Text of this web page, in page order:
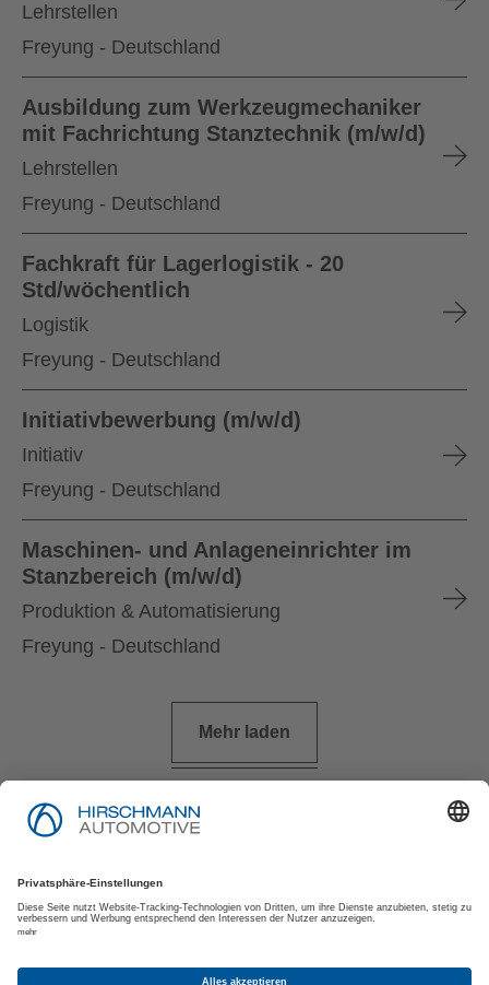
Lehrstellen
Freyung - Deutschland
Ausbildung zum Werkzeugmechaniker
mit Fachrichtung Stanztechnik (m/w/d)
Lehrstellen
Freyung - Deutschland
Fachkraft für Lagerlogistik - 20
Std/wöchentlich
Logistik
Freyung - Deutschland
Initiativbewerbung (m/w/d)
Initiativ
Freyung - Deutschland
Maschinen- und Anlageneinrichter im
Stanzbereich (m/w/d)
Produktion & Automatisierung
Freyung - Deutschland
Mehr laden
Impressum
Datenschutzerklärung
Datenschutzerklärung für Bewerber:innen